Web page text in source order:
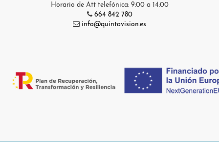
Horario de Att telefónica: 9:00 a 14:00
664 842 780
info@quintavision.es